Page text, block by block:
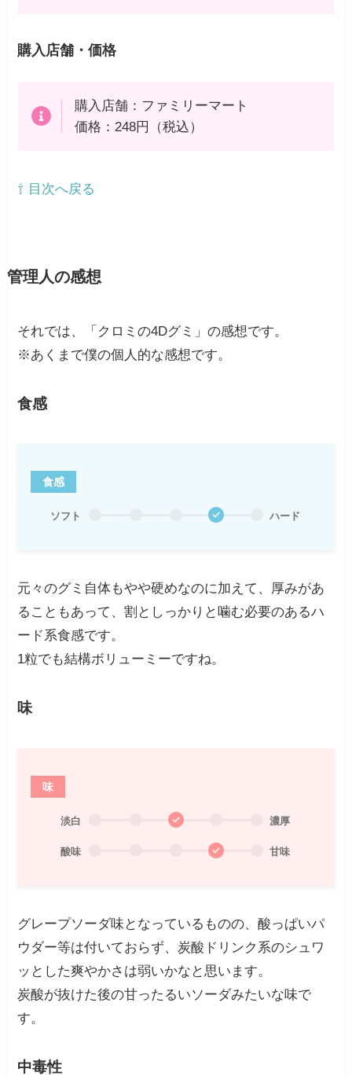
購入店舗・価格
購入店舗：ファミリーマート
価格：248円（税込）
⇧ 目次へ戻る
管理人の感想
それでは、「クロミの4Dグミ」の感想です。
※あくまで僕の個人的な感想です。
食感
食感
ソフト ハード
元々のグミ自体もやや硬めなのに加えて、厚みがあ
ることもあって、割としっかりと噛む必要のあるハ
ード系食感です。
1粒でも結構ボリューミーですね。
味
味
淡白 濃厚
酸味 甘味
グレープソーダ味となっているものの、酸っぱいパ
ウダー等は付いておらず、炭酸ドリンク系のシュワ
ッとした爽やかさは弱いかなと思います。
炭酸が抜けた後の甘ったるいソーダみたいな味で
す。
中毒性